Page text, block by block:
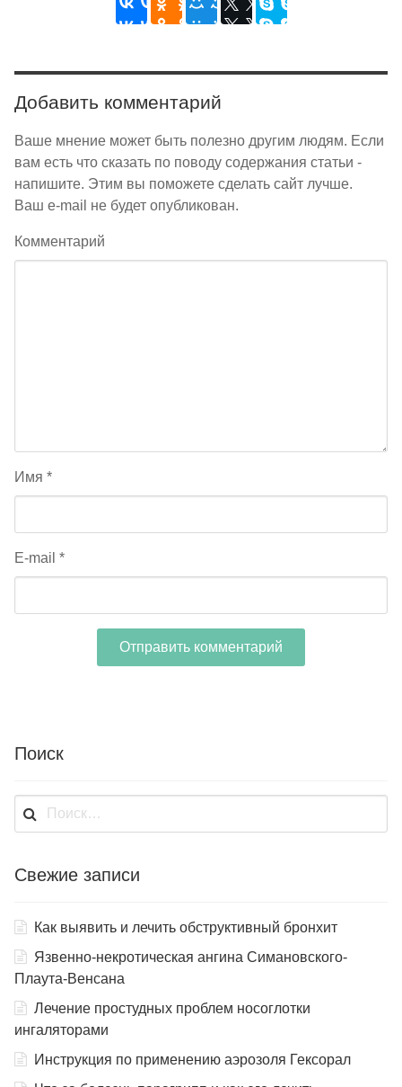
Добавить комментарий
Ваше мнение может быть полезно другим людям. Если
вам есть что сказать по поводу содержания статьи -
напишите. Этим вы поможете сделать сайт лучше.
Ваш e-mail не будет опубликован.
Комментарий
Имя *
E-mail *
Поиск
Найти:
Свежие записи
Как выявить и лечить обструктивный бронхит
Язвенно-некротическая ангина Симановского-
Плаута-Венсана
Лечение простудных проблем носоглотки
ингаляторами
Инструкция по применению аэрозоля Гексорал